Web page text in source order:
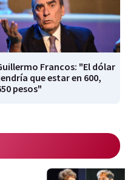
Francos: "El dólar
que estar en 600,
pesos"